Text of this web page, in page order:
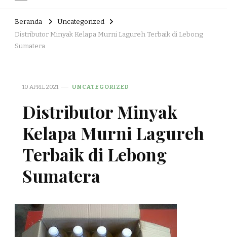
Beranda
Uncategorized
Distributor Minyak Kelapa Murni Lagureh Terbaik di Lebong
Sumatera
10 APRIL 2021 UNCATEGORIZED
Distributor Minyak
Kelapa Murni Lagureh
Terbaik di Lebong
Sumatera